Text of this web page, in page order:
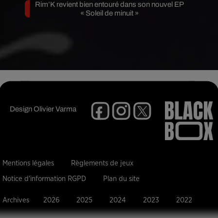
Rim’K revient bien entouré dans son nouvel EP
« Soleil de minuit »
DesignOlivier Varma
Mentions légales Règlements de jeux
Notice d'information RGPD Plan du site
Archives 2026 2025 2024 2023 2022